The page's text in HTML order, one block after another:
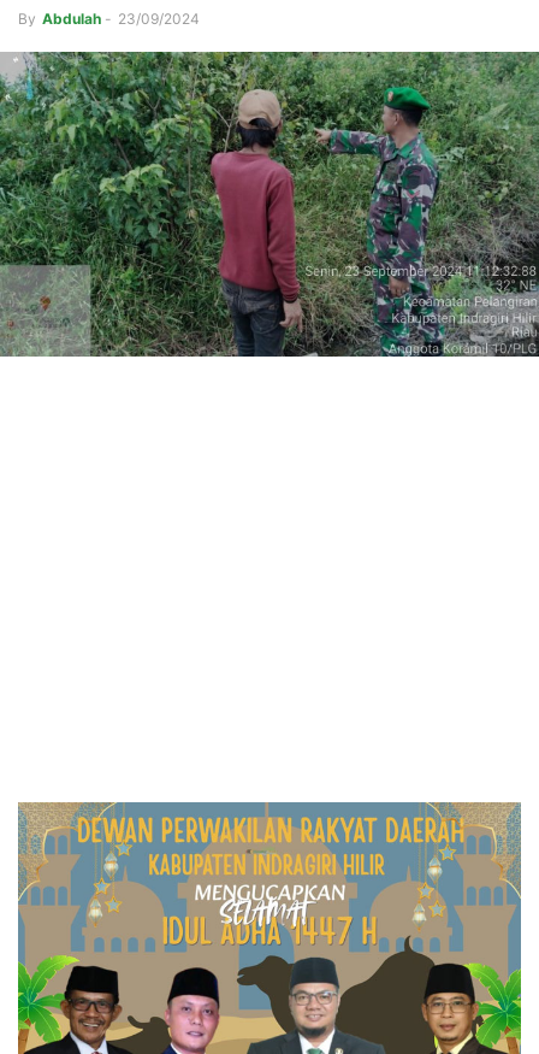
By Abdulah - 23/09/2024